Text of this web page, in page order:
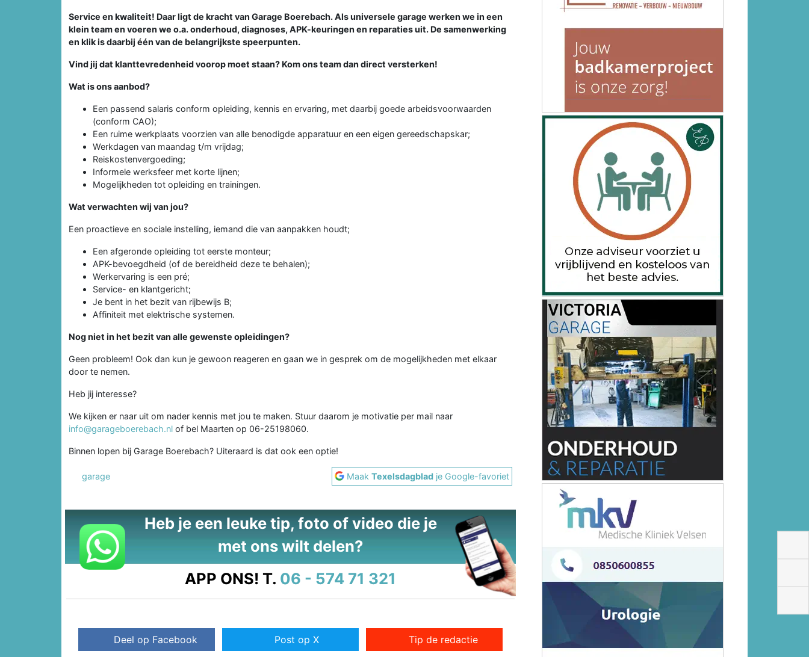
Service en kwaliteit! Daar ligt de kracht van Garage Boerebach. Als universele garage werken we in een
klein team en voeren we o.a. onderhoud, diagnoses, APK-keuringen en reparaties uit. De samenwerking
en klik is daarbij één van de belangrijkste speerpunten.
Vind jij dat klanttevredenheid voorop moet staan? Kom ons team dan direct versterken!
Wat is ons aanbod?
Een passend salaris conform opleiding, kennis en ervaring, met daarbij goede arbeidsvoorwaarden
(conform CAO);
Een ruime werkplaats voorzien van alle benodigde apparatuur en een eigen gereedschapskar;
Werkdagen van maandag t/m vrijdag;
Reiskostenvergoeding;
Informele werksfeer met korte lijnen;
Mogelijkheden tot opleiding en trainingen.
Wat verwachten wij van jou?
Een proactieve en sociale instelling, iemand die van aanpakken houdt;
Een afgeronde opleiding tot eerste monteur;
APK-bevoegdheid (of de bereidheid deze te behalen);
Werkervaring is een pré;
Service- en klantgericht;
Je bent in het bezit van rijbewijs B;
Affiniteit met elektrische systemen.
Nog niet in het bezit van alle gewenste opleidingen?
Geen probleem! Ook dan kun je gewoon reageren en gaan we in gesprek om de mogelijkheden met elkaar
door te nemen.
Heb jij interesse?
We kijken er naar uit om nader kennis met jou te maken. Stuur daarom je motivatie per mail naar
info@garageboerebach.nl of bel Maarten op 06-25198060.
Binnen lopen bij Garage Boerebach? Uiteraard is dat ook een optie!
garage MaakTexelsdagblad je Google-favoriet
Heb je een leuke tip, foto of video die je
met ons wilt delen?
APP ONS! T. 06 - 574 71 321
Deel op Facebook Post op X Tip de redactie